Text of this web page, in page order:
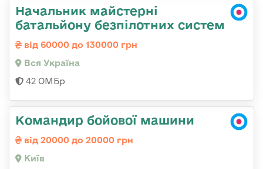
Начальник майстерні
батальйону безпілотних систем
від 60000 до 130000 грн
Вся Україна
42 ОМБр
Командир бойової машини
від 20000 до 20000 грн
Київ